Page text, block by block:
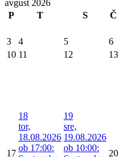
avgust 2026
P
T S Č
3
4 5 6
10 11 12 13
17
18
tor,
18.08.2026
ob 17:00:
19
sre,
19.08.2026
ob 10:00:
20